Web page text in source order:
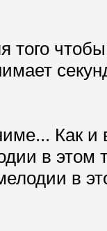
того
Как и
в этом
в